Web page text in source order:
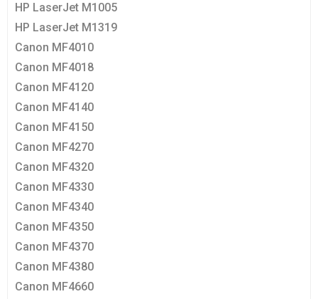
HP LaserJet M1005
HP LaserJet M1319
Canon MF4010
Canon MF4018
Canon MF4120
Canon MF4140
Canon MF4150
Canon MF4270
Canon MF4320
Canon MF4330
Canon MF4340
Canon MF4350
Canon MF4370
Canon MF4380
Canon MF4660